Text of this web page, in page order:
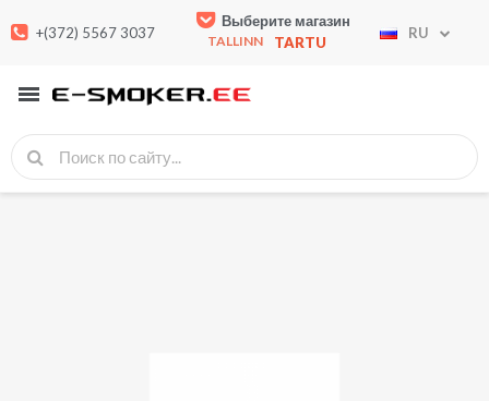
+(372) 5567 3037
Выберите магазин
TALLINN TARTU
RU